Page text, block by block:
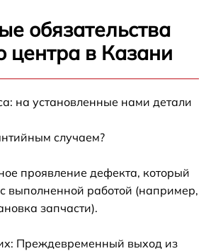
обязательства
центра в Казани
на установленные нами детали
случаем?
проявление дефекта, который
выполненной работой (например,
запчасти).
Преждевременный выход из